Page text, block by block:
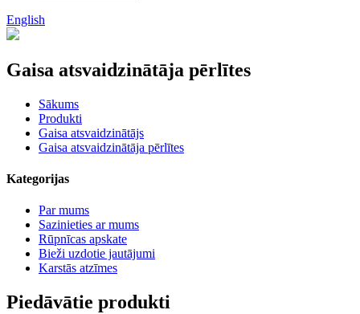
English
Gaisa atsvaidzinātāja pērlītes
Sākums
Produkti
Gaisa atsvaidzinātājs
Gaisa atsvaidzinātāja pērlītes
Kategorijas
Par mums
Sazinieties ar mums
Rūpnīcas apskate
Bieži uzdotie jautājumi
Karstās atzīmes
Piedāvātie produkti